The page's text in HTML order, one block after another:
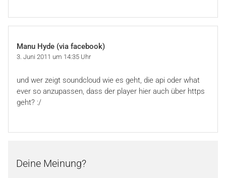
Manu Hyde (via facebook)
3. Juni 2011 um 14:35 Uhr
und wer zeigt soundcloud wie es geht, die api oder what
ever so anzupassen, dass der player hier auch über https
geht? :/
Deine Meinung?